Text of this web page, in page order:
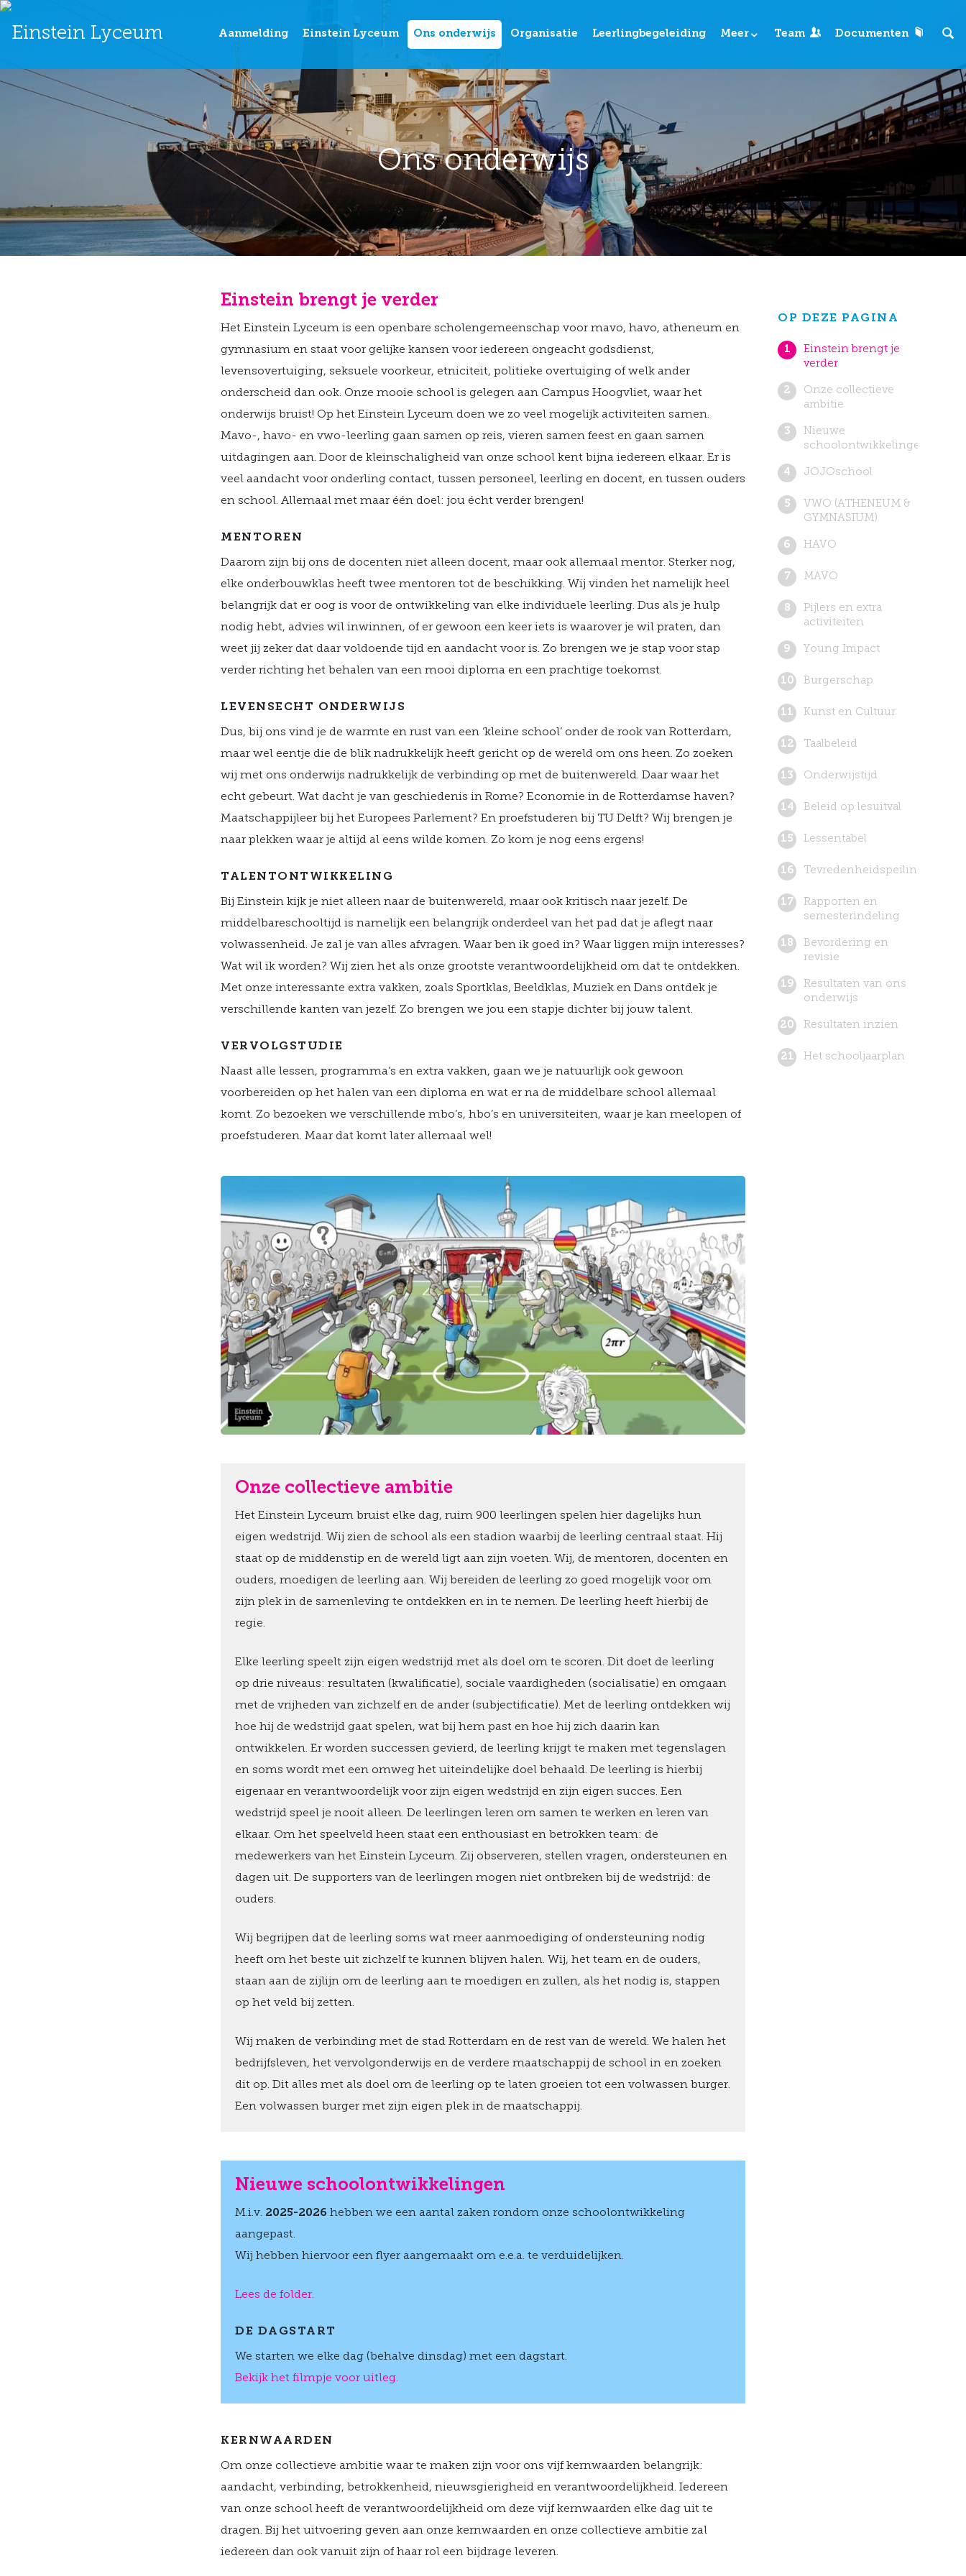
Aanmelding Einstein Lyceum Ons onderwijs Organisatie Leerlingbegeleiding Meer Team Documenten
Ons onderwijs
Einstein brengt je verder
Het Einstein Lyceum is een openbare scholengemeenschap voor mavo, havo, atheneum en
gymnasium en staat voor gelijke kansen voor iedereen ongeacht godsdienst,
levensovertuiging, seksuele voorkeur, etniciteit, politieke overtuiging of welk ander
onderscheid dan ook. Onze mooie school is gelegen aan Campus Hoogvliet, waar het
onderwijs bruist! Op het Einstein Lyceum doen we zo veel mogelijk activiteiten samen.
Mavo-, havo- en vwo-leerling gaan samen op reis, vieren samen feest en gaan samen
uitdagingen aan. Door de kleinschaligheid van onze school kent bijna iedereen elkaar. Er is
veel aandacht voor onderling contact, tussen personeel, leerling en docent, en tussen ouders
en school. Allemaal met maar één doel: jou écht verder brengen!
MENTOREN
Daarom zijn bij ons de docenten niet alleen docent, maar ook allemaal mentor. Sterker nog,
elke onderbouwklas heeft twee mentoren tot de beschikking. Wij vinden het namelijk heel
belangrijk dat er oog is voor de ontwikkeling van elke individuele leerling. Dus als je hulp
nodig hebt, advies wil inwinnen, of er gewoon een keer iets is waarover je wil praten, dan
weet jij zeker dat daar voldoende tijd en aandacht voor is. Zo brengen we je stap voor stap
verder richting het behalen van een mooi diploma en een prachtige toekomst.
LEVENSECHT ONDERWIJS
Dus, bij ons vind je de warmte en rust van een ‘kleine school’ onder de rook van Rotterdam,
maar wel eentje die de blik nadrukkelijk heeft gericht op de wereld om ons heen. Zo zoeken
wij met ons onderwijs nadrukkelijk de verbinding op met de buitenwereld. Daar waar het
echt gebeurt. Wat dacht je van geschiedenis in Rome? Economie in de Rotterdamse haven?
Maatschappijleer bij het Europees Parlement? En proefstuderen bij TU Delft? Wij brengen je
naar plekken waar je altijd al eens wilde komen. Zo kom je nog eens ergens!
TALENTONTWIKKELING
Bij Einstein kijk je niet alleen naar de buitenwereld, maar ook kritisch naar jezelf. De
middelbareschooltijd is namelijk een belangrijk onderdeel van het pad dat je aflegt naar
volwassenheid. Je zal je van alles afvragen. Waar ben ik goed in? Waar liggen mijn interesses?
Wat wil ik worden? Wij zien het als onze grootste verantwoordelijkheid om dat te ontdekken.
Met onze interessante extra vakken, zoals Sportklas, Beeldklas, Muziek en Dans ontdek je
verschillende kanten van jezelf. Zo brengen we jou een stapje dichter bij jouw talent.
VERVOLGSTUDIE
Naast alle lessen, programma’s en extra vakken, gaan we je natuurlijk ook gewoon
voorbereiden op het halen van een diploma en wat er na de middelbare school allemaal
komt. Zo bezoeken we verschillende mbo’s, hbo’s en universiteiten, waar je kan meelopen of
proefstuderen. Maar dat komt later allemaal wel!
Onze collectieve ambitie
Het Einstein Lyceum bruist elke dag, ruim 900 leerlingen spelen hier dagelijks hun
eigen wedstrijd. Wij zien de school als een stadion waarbij de leerling centraal staat. Hij
staat op de middenstip en de wereld ligt aan zijn voeten. Wij, de mentoren, docenten en
ouders, moedigen de leerling aan. Wij bereiden de leerling zo goed mogelijk voor om
zijn plek in de samenleving te ontdekken en in te nemen. De leerling heeft hierbij de
regie.
Elke leerling speelt zijn eigen wedstrijd met als doel om te scoren. Dit doet de leerling
op drie niveaus: resultaten (kwalificatie), sociale vaardigheden (socialisatie) en omgaan
met de vrijheden van zichzelf en de ander (subjectificatie). Met de leerling ontdekken wij
hoe hij de wedstrijd gaat spelen, wat bij hem past en hoe hij zich daarin kan
ontwikkelen. Er worden successen gevierd, de leerling krijgt te maken met tegenslagen
en soms wordt met een omweg het uiteindelijke doel behaald. De leerling is hierbij
eigenaar en verantwoordelijk voor zijn eigen wedstrijd en zijn eigen succes. Een
wedstrijd speel je nooit alleen. De leerlingen leren om samen te werken en leren van
elkaar. Om het speelveld heen staat een enthousiast en betrokken team: de
medewerkers van het Einstein Lyceum. Zij observeren, stellen vragen, ondersteunen en
dagen uit. De supporters van de leerlingen mogen niet ontbreken bij de wedstrijd: de
ouders.
Wij begrijpen dat de leerling soms wat meer aanmoediging of ondersteuning nodig
heeft om het beste uit zichzelf te kunnen blijven halen. Wij, het team en de ouders,
staan aan de zijlijn om de leerling aan te moedigen en zullen, als het nodig is, stappen
op het veld bij zetten.
Wij maken de verbinding met de stad Rotterdam en de rest van de wereld. We halen het
bedrijfsleven, het vervolgonderwijs en de verdere maatschappij de school in en zoeken
dit op. Dit alles met als doel om de leerling op te laten groeien tot een volwassen burger.
Een volwassen burger met zijn eigen plek in de maatschappij.
Nieuwe schoolontwikkelingen
M.i.v. 2025-2026 hebben we een aantal zaken rondom onze schoolontwikkeling
aangepast.
Wij hebben hiervoor een flyer aangemaakt om e.e.a. te verduidelijken.
Lees de folder.
DE DAGSTART
We starten we elke dag (behalve dinsdag) met een dagstart.
Bekijk het filmpje voor uitleg.
KERNWAARDEN
Om onze collectieve ambitie waar te maken zijn voor ons vijf kernwaarden belangrijk:
aandacht, verbinding, betrokkenheid, nieuwsgierigheid en verantwoordelijkheid. Iedereen
van onze school heeft de verantwoordelijkheid om deze vijf kernwaarden elke dag uit te
dragen. Bij het uitvoering geven aan onze kernwaarden en onze collectieve ambitie zal
iedereen dan ook vanuit zijn of haar rol een bijdrage leveren.
OP DEZE PAGINA
Einstein brengt je
verder
Onze collectieve
ambitie
Nieuwe
schoolontwikkelingen
JOJOschool
VWO (ATHENEUM &
GYMNASIUM)
HAVO
MAVO
Pijlers en extra
activiteiten
Young Impact
Burgerschap
Kunst en Cultuur
Taalbeleid
Onderwijstijd
Beleid op lesuitval
Lessentabel
Tevredenheidspeilingen
Rapporten en
semesterindeling
Bevordering en
revisie
Resultaten van ons
onderwijs
Resultaten inzien
Het schooljaarplan